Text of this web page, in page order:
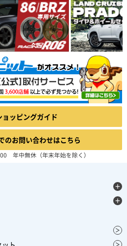
ョッピングガイド
のお問い合わせはこちら
年中無休（年末年始を除く）